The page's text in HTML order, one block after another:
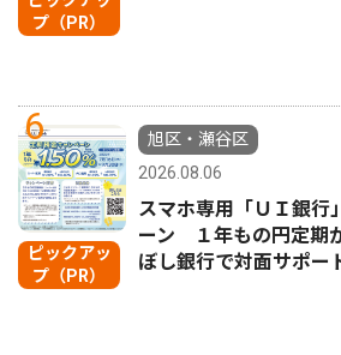
プ（PR）
6
ピックアッ
プ（PR）
旭区・瀬谷区
2026.08.06
スマホ専用「ＵＩ銀行
ーン １年もの円定期
ぼし銀行で対面サポー